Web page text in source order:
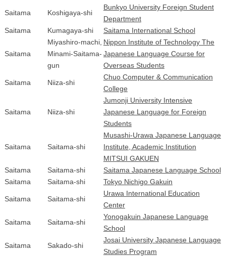
Saitama Koshigaya-shi
Bunkyo University Foreign Student
Department
Saitama
Kumagaya-shi Saitama International School
Saitama
Miyashiro-machi,
Minami-Saitama-
gun
Nippon Institute of Technology The
Japanese Language Course for
Overseas Students
Saitama Niiza-shi
Chuo Computer & Communication
College
Saitama Niiza-shi
Jumonji University Intensive
Japanese Language for Foreign
Students
Saitama Saitama-shi
Musashi-Urawa Japanese Language
Institute, Academic Institution
MITSUI GAKUEN
Saitama
Saitama-shi
Saitama Japanese Language School
Saitama
Saitama-shi Tokyo Nichigo Gakuin
Saitama Saitama-shi
Urawa International Education
Center
Saitama Saitama-shi
Yonogakuin Japanese Language
School
Saitama Sakado-shi
Josai University Japanese Language
Studies Program